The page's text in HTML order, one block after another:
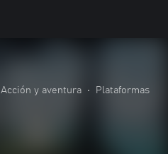
Acción y aventura •
Plataformas